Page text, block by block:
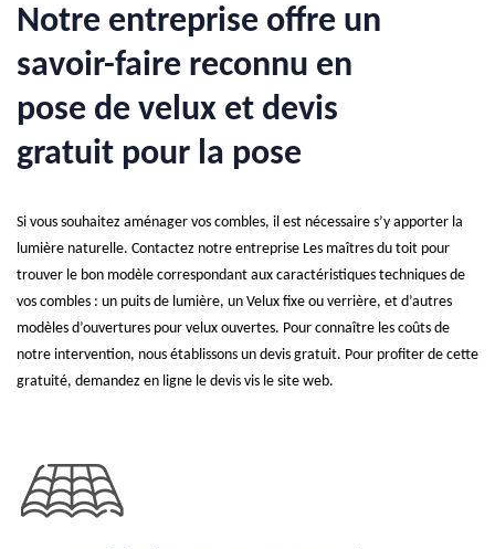
Notre entreprise offre un
savoir-faire reconnu en
pose de velux et devis
gratuit pour la pose
Si vous souhaitez aménager vos combles, il est nécessaire s’y apporter la
lumière naturelle. Contactez notre entreprise Les maîtres du toit pour
trouver le bon modèle correspondant aux caractéristiques techniques de
vos combles : un puits de lumière, un Velux fixe ou verrière, et d’autres
modèles d’ouvertures pour velux ouvertes. Pour connaître les coûts de
notre intervention, nous établissons un devis gratuit. Pour profiter de cette
gratuité, demandez en ligne le devis vis le site web.